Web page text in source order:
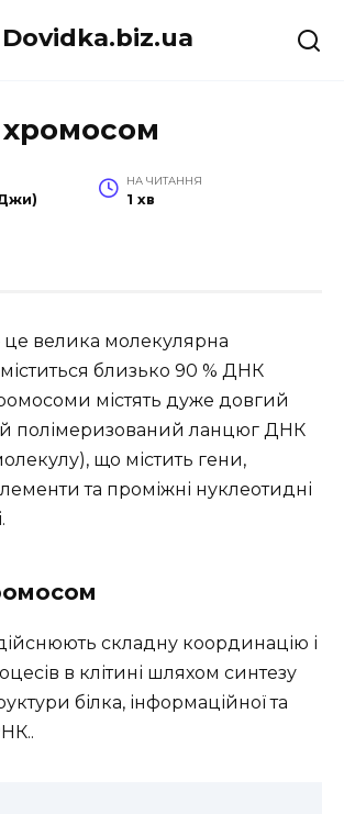
Dovidka.biz.ua
хромосом
НА ЧИТАННЯ
1 хв
велика молекулярна
близько 90 % ДНК
містять дуже довгий
полімеризований ланцюг ДНК
що містить гени,
та проміжні нуклеотидні
складну координацію і
в клітині шляхом синтезу
білка, інформаційної та